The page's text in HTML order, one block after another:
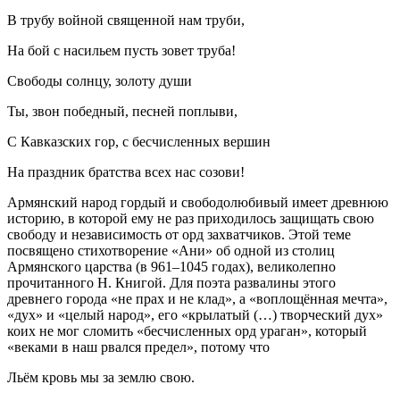
В трубу войной священной нам труби,
На бой с насильем пусть зовет труба!
Свободы солнцу, золоту души
Ты, звон победный, песней поплыви,
С Кавказских гор, с бесчисленных вершин
На праздник братства всех нас созови!
Армянский народ гордый и свободолюбивый имеет древнюю
историю, в которой ему не раз приходилось защищать свою
свободу и независимость от орд захватчиков. Этой теме
посвящено стихотворение «Ани» об одной из столиц
Армянского царства (в 961–1045 годах), великолепно
прочитанного Н. Книгой. Для поэта развалины этого
древнего города «не прах и не клад», а «воплощённая мечта»,
«дух» и «целый народ», его «крылатый (…) творческий дух»
коих не мог сломить «бесчисленных орд ураган», который
«веками в наш рвался предел», потому что
Льём кровь мы за землю свою.